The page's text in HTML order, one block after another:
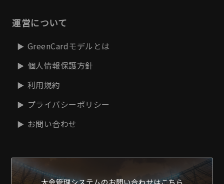
運営について
GreenCardモデルとは
個人情報保護方針
利用規約
プライバシーポリシー
お問い合わせ
大会管理システムのお問い合わせはこちら